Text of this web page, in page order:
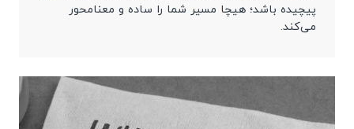
پیچیده باشد؛ هیچا مسیر شما را ساده و معنا‌محور
می‌کند.